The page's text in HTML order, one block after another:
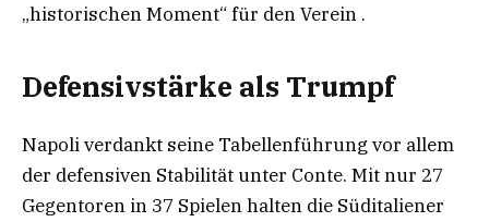
„historischen Moment“ für den Verein .
Defensivstärke als Trumpf
Napoli verdankt seine Tabellenführung vor allem
der defensiven Stabilität unter Conte. Mit nur 27
Gegentoren in 37 Spielen halten die Süditaliener